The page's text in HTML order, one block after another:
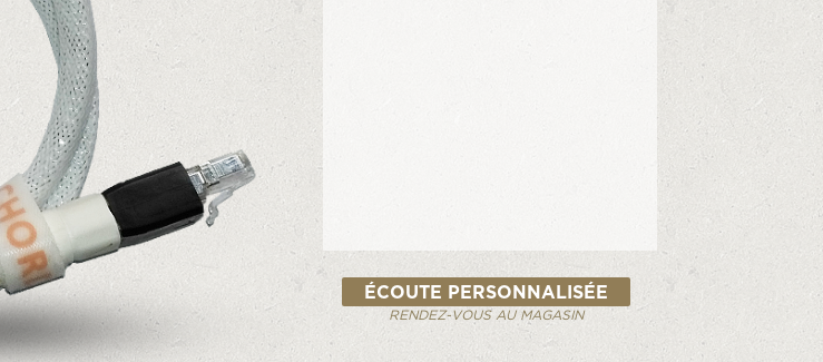
ÉCOUTE PERSONNALISÉE
RENDEZ-VOUS AU MAGASIN